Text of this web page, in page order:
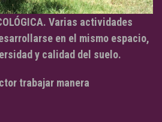
Varias actividades
en el mismo espacio,
y calidad del suelo.
trabajar manera